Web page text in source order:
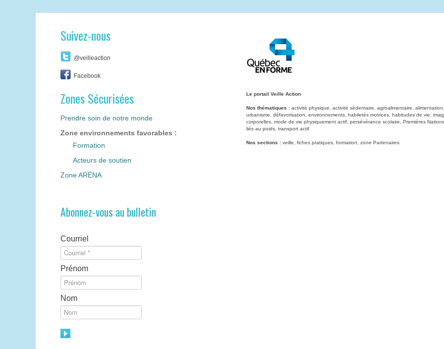
Suivez-nous
@veilleaction
Facebook
Zones Sécurisées
Prendre soin de notre monde
Zone environnements favorables :
Formation
Acteurs de soutien
Zone ARÉNA
Abonnez-vous au bulletin
Courriel
Prénom
Nom
Le portail Veille Action
Nos thématiques : activité physique, activité sédentaire, agroalimentaire,
urbanisme, défavorisation, environnements, habiletés motrices, habitudes de vie,
corporelles, mode de vie physiquement actif, persévérance scolaire, Premières
liés au poids, transport actif
Nos sections : veille, fiches pratiques, formation, zone Partenaires